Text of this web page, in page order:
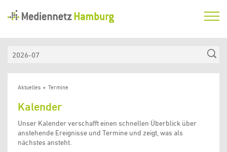
Hamburg
Aktuelles
Medienkompetenzfonds
Verein
Aktuelles Termine
Kalender
Unser Kalender verschafft einen schnellen Überblick über
anstehende Ereignisse und Termine und zeigt, was als
nächstes ansteht.